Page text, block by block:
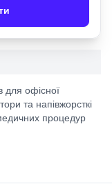
для офісної
та напівжорсткі
процедур